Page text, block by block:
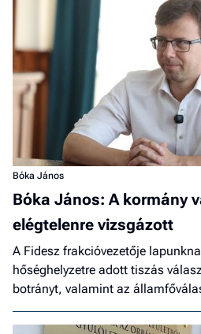
Bóka János
Bóka János: A kormány
elégtelenre vizsgázott
A Fidesz frakcióvezetője
hőséghelyzetre adott tiszás
botrányt, valamint az